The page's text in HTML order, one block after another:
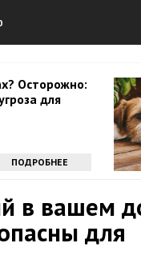
Осторожно:
для
ПОДРОБНЕЕ
в вашем
для